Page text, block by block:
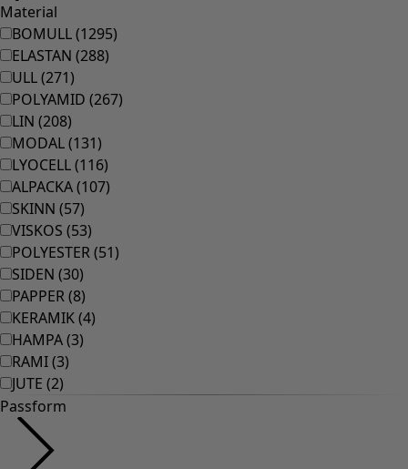
Böcker
Tidigare favoriter
Rum
Badrum
Vardagsrum
Kök & matplats
Shoppa stilen
Klassisk och allmoge inredning